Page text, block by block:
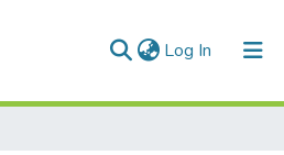
Log In (current)